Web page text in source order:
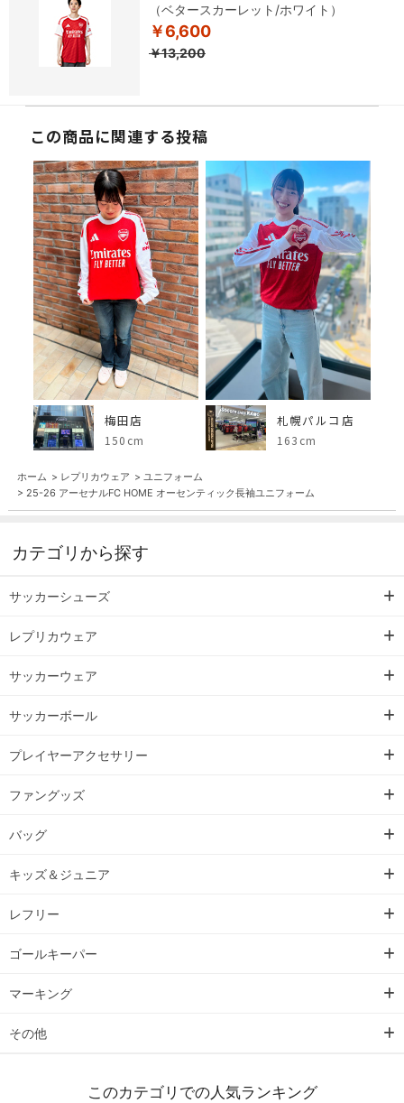
（ベタースカーレット/ホワイト）
￥6,600
￥13,200
この商品に関連する投稿
梅田店
150cm
札幌パルコ店
163cm
ホーム > レプリカウェア > ユニフォーム
> 25-26 アーセナルFC HOME オーセンティック長袖ユニフォーム
カテゴリから探す
サッカーシューズ
レプリカウェア
サッカーウェア
サッカーボール
プレイヤーアクセサリー
ファングッズ
バッグ
キッズ＆ジュニア
レフリー
ゴールキーパー
マーキング
その他